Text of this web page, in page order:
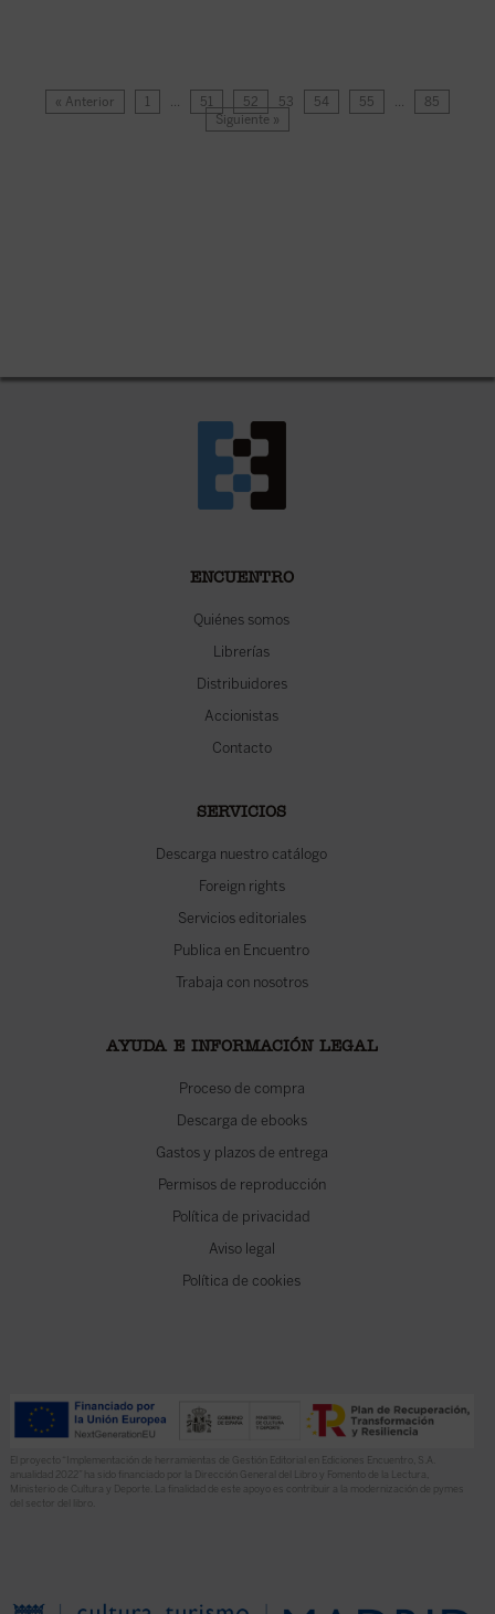
« Anterior 1 … 51 52 53 54 55 …
85
Siguiente »
ENCUENTRO
Quiénes somos
Librerías
Distribuidores
Accionistas
Contacto
SERVICIOS
Descarga nuestro catálogo
Foreign rights
Servicios editoriales
Publica en Encuentro
Trabaja con nosotros
AYUDA E INFORMACIÓN LEGAL
Proceso de compra
Descarga de ebooks
Gastos y plazos de entrega
Permisos de reproducción
Política de privacidad
Aviso legal
Política de cookies
El proyecto “Implementación de herramientas de Gestión Editorial en Ediciones Encuentro, S.A.
anualidad 2022” ha sido financiado por la Dirección General del Libro y Fomento de la Lectura,
Ministerio de Cultura y Deporte. La finalidad de este apoyo es contribuir a la modernización de pymes
del sector del libro.